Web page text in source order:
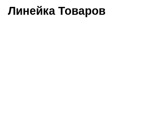
Линейка Товаров